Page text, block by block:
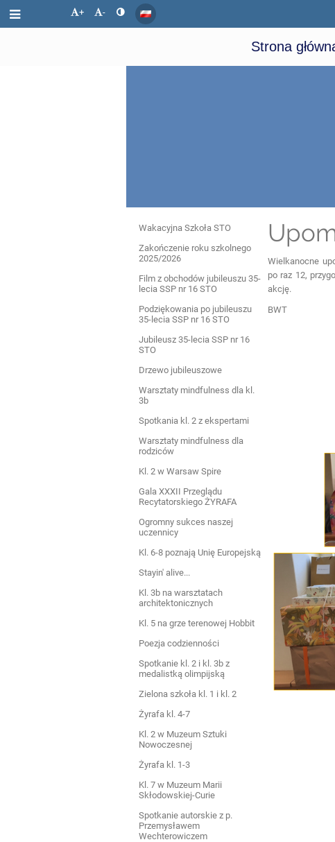
+ -
Strona
Wydarzenia
Wakacyjna Szkoła STO
Zakończenie roku szkolnego
2025/2026
Film z obchodów jubileuszu 35-
lecia SSP nr 16 STO
Podziękowania po jubileuszu
35-lecia SSP nr 16 STO
Jubileusz 35-lecia SSP nr 16
STO
Drzewo jubileuszowe
Warsztaty mindfulness dla kl.
3b
Spotkania kl. 2 z ekspertami
Warsztaty mindfulness dla
rodziców
Kl. 2 w Warsaw Spire
Gala XXXII Przeglądu
Recytatorskiego ŻYRAFA
Ogromny sukces naszej
uczennicy
Kl. 6-8 poznają Unię Europejską
Stayin' alive...
Kl. 3b na warsztatach
architektonicznych
Kl. 5 na grze terenowej Hobbit
Poezja codzienności
Spotkanie kl. 2 i kl. 3b z
medalistką olimpijską
Zielona szkoła kl. 1 i kl. 2
Żyrafa kl. 4-7
Kl. 2 w Muzeum Sztuki
Nowoczesnej
Żyrafa kl. 1-3
Kl. 7 w Muzeum Marii
Skłodowskiej-Curie
Spotkanie autorskie z p.
Przemysławem
Wechterowiczem
Wielkanocne
po raz 12,
akcję.
BWT